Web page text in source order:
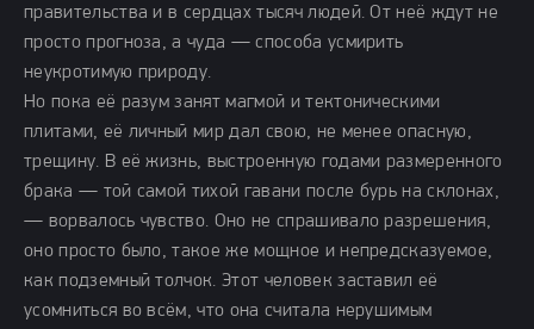
правительства и в сердцах тысяч людей. От неё ждут не
просто прогноза, а чуда — способа усмирить
неукротимую природу.
Но пока её разум занят магмой и тектоническими
плитами, её личный мир дал свою, не менее опасную,
трещину. В её жизнь, выстроенную годами размеренного
брака — той самой тихой гавани после бурь на склонах,
— ворвалось чувство. Оно не спрашивало разрешения,
оно просто было, такое же мощное и непредсказуемое,
как подземный толчок. Этот человек заставил её
усомниться во всём, что она считала нерушимым